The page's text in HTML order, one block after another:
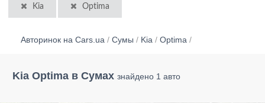
Kia Optima
Авторинок на Cars.ua / Сумы / Kia / Optima /
Kia Optima в Сумах знайдено 1 авто